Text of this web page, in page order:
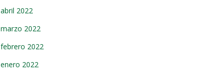
abril 2022
marzo 2022
febrero 2022
enero 2022